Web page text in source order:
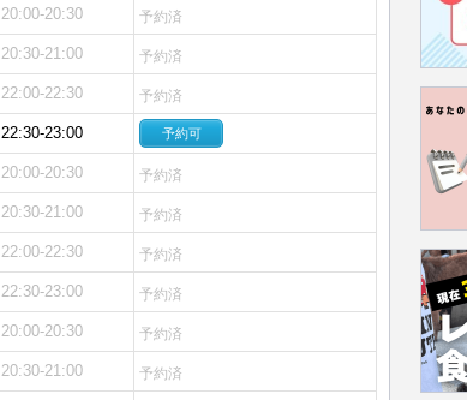
20:00-20:30 予約済
20:30-21:00 予約済
22:00-22:30 予約済
22:30-23:00 予約可
20:00-20:30 予約済
20:30-21:00 予約済
22:00-22:30 予約済
22:30-23:00 予約済
20:00-20:30 予約済
20:30-21:00 予約済